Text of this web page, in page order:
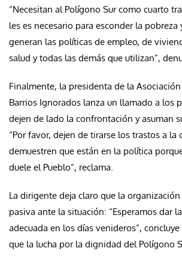
“Necesitan al Polígono Sur como cuarto
les es necesario para esconder la pobreza
generan las políticas de empleo, de
salud y todas las demás que utilizan”,
Finalmente, la presidenta de la
Barrios Ignorados lanza un llamado a los
dejen de lado la confrontación y asuman
“Por favor, dejen de tirarse los trastos a la
demuestren que están en la política
duele el Pueblo”, reclama.
La dirigente deja claro que la
pasiva ante la situación: “Esperamos dar
adecuada en los días venideros”,
que la lucha por la dignidad del Polígono